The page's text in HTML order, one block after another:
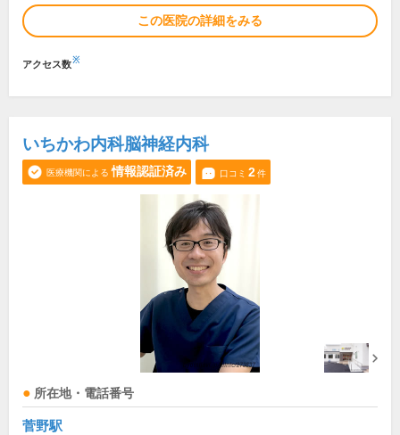
この医院の詳細をみる
アクセス数※
いちかわ内科脳神経内科
医療機関による 情報認証済み 口コミ 2件
所在地・電話番号
菅野駅